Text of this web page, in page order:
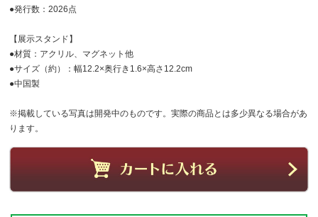
●発行数：2026点
【展示スタンド】
●材質：アクリル、マグネット他
●サイズ（約）：幅12.2×奥行き1.6×高さ12.2cm
●中国製
※掲載している写真は開発中のものです。実際の商品とは多少異なる場合があ
ります。